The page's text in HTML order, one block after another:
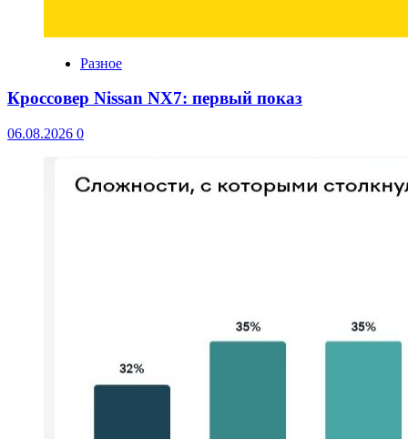
Разное
Кроссовер Nissan NX7: первый показ
06.08.2026 0